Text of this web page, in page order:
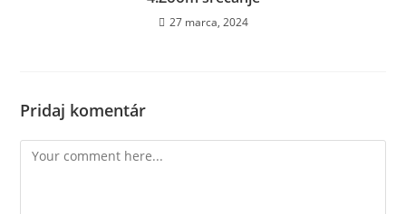
27 marca, 2024
Pridaj komentár